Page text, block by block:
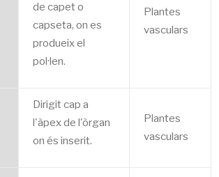
de capet o
capseta, on es
produeix el
pol·len.
Plantes
vasculars
Dirigit cap a
l'àpex de l'òrgan
on és inserit.
Plantes
vasculars